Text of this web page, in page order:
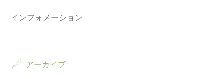
インフォメーション
アーカイブ